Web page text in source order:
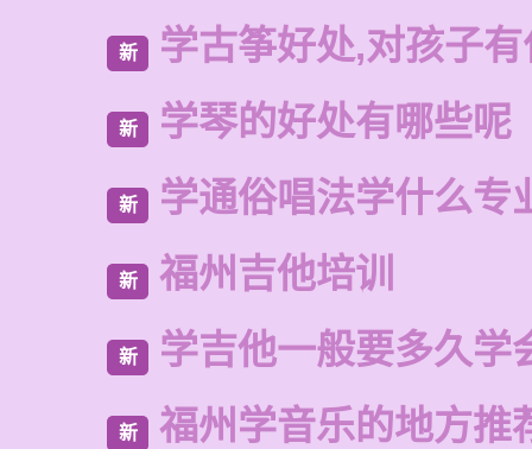
新 学古筝好处,对孩子
新 学琴的好处有哪些呢
新 学通俗唱法学什么专
新 福州吉他培训
新 学吉他一般要多久学
新 福州学音乐的地方推